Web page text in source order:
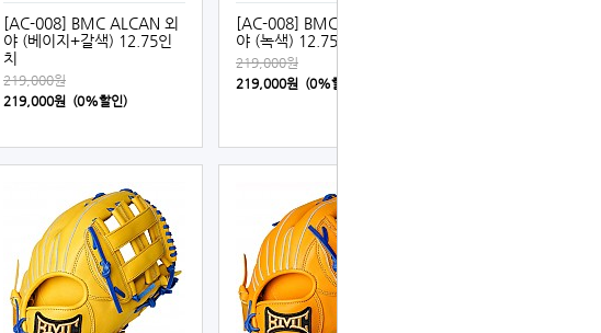
[AC-008] BMC ALCAN 외
야 (베이지+갈색) 12.75인
치
219,000원
219,000원 (0%할인)
[AC-008] BMC ALCAN 외
야 (녹색) 12.75인치
219,000원
219,000원 (0%할인)